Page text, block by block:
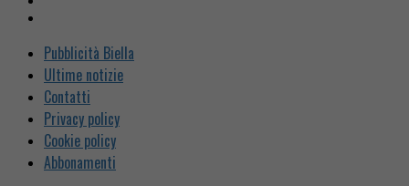
Pubblicità Biella
Ultime notizie
Contatti
Privacy policy
Cookie policy
Abbonamenti